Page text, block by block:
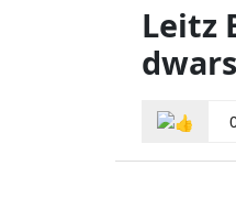
Leitz